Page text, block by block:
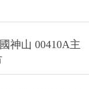
神山 00410A主